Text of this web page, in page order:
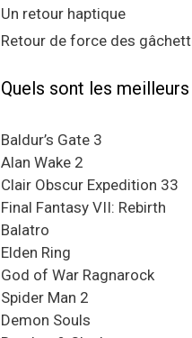
Un retour haptique
Retour de force des
Quels sont les meilleurs
Baldur’s Gate 3
Alan Wake 2
Clair Obscur Expedition 33
Final Fantasy VII: Rebirth
Balatro
Elden Ring
God of War Ragnarock
Spider Man 2
Demon Souls